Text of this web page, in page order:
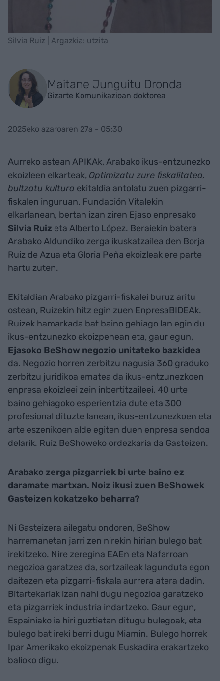
Silvia Ruiz | Argazkia: utzita
Maitane Junguitu Dronda
Gizarte Komunikazioan doktorea
2025eko azaroaren 27a - 05:30
Aurreko astean APIKAk, Arabako ikus-entzunezko
ekoizleen elkarteak, Optimizatu zure fiskalitatea,
bultzatu kultura ekitaldia antolatu zuen pizgarri-
fiskalen inguruan. Fundación Vitalekin
elkarlanean, bertan izan ziren Ejaso enpresako
Silvia Ruiz eta Alberto López. Beraiekin batera
Arabako Aldundiko zerga ikuskatzailea den Borja
Ruiz de Azua eta Gloria Peña ekoizleak ere parte
hartu zuten.
Ekitaldian Arabako pizgarri-fiskalei buruz aritu
ostean, Ruizekin hitz egin zuen EnpresaBIDEAk.
Ruizek hamarkada bat baino gehiago lan egin du
ikus-entzunezko ekoizpenean eta, gaur egun,
Ejasoko BeShow negozio unitateko bazkidea
da. Negozio horren zerbitzu nagusia 360 graduko
zerbitzu juridikoa ematea da ikus-entzunezkoen
enpresa ekoizleei zein inbertitzaileei. 40 urte
baino gehiagoko esperientzia dute eta 300
profesional dituzte lanean, ikus-entzunezkoen eta
arte eszenikoen alde egiten duen enpresa sendoa
delarik. Ruiz BeShoweko ordezkaria da Gasteizen.
Arabako zerga pizgarriek bi urte baino ez
daramate martxan. Noiz ikusi zuen BeShowek
Gasteizen kokatzeko beharra?
Ni Gasteizera ailegatu ondoren, BeShow
harremanetan jarri zen nirekin hirian bulego bat
irekitzeko. Nire zeregina EAEn eta Nafarroan
negozioa garatzea da, sortzaileak lagunduta egon
daitezen eta pizgarri-fiskala aurrera atera dadin.
Bitartekariak izan nahi dugu negozioa garatzeko
eta pizgarriek industria indartzeko. Gaur egun,
Espainiako ia hiri guztietan ditugu bulegoak, eta
bulego bat ireki berri dugu Miamin. Bulego horrek
Ipar Amerikako ekoizpenak Euskadira erakartzeko
balioko digu.